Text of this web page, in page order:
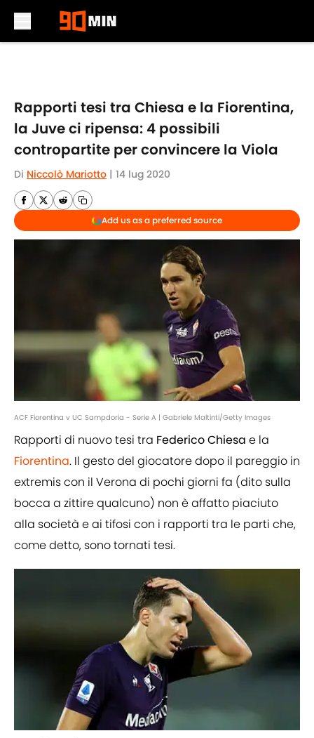
Rapporti tesi tra Chiesa e la Fiorentina,
la Juve ci ripensa: 4 possibili
contropartite per convincere la Viola
Di Niccolò Mariotto | 14 lug 2020
Add us as a preferred source
ACF Fiorentina v UC Sampdoria - Serie A | Gabriele Maltinti/Getty Images
Rapporti di nuovo tesi tra Federico Chiesa e la
Fiorentina. Il gesto del giocatore dopo il pareggio in
extremis con il Verona di pochi giorni fa (dito sulla
bocca a zittire qualcuno) non è affatto piaciuto
alla società e ai tifosi con i rapporti tra le parti che,
come detto, sono tornati tesi.